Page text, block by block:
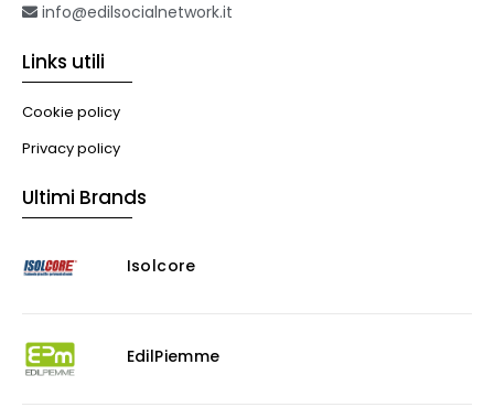
info@edilsocialnetwork.it
Links utili
Cookie policy
Privacy policy
Ultimi Brands
Isolcore
EdilPiemme